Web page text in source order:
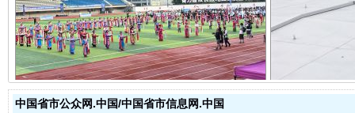
中国省市公众网.中国/中国省市信息网.中国